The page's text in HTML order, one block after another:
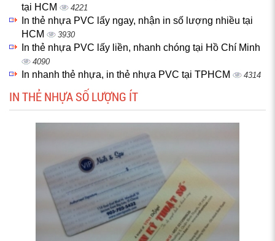
tại HCM
4221
In thẻ nhựa PVC lấy ngay, nhận in số lượng nhiều tại
HCM
3930
In thẻ nhựa PVC lấy liền, nhanh chóng tại Hồ Chí Minh
4090
In nhanh thẻ nhựa, in thẻ nhựa PVC tại TPHCM 4314
IN THẺ NHỰA SỐ LƯỢNG ÍT